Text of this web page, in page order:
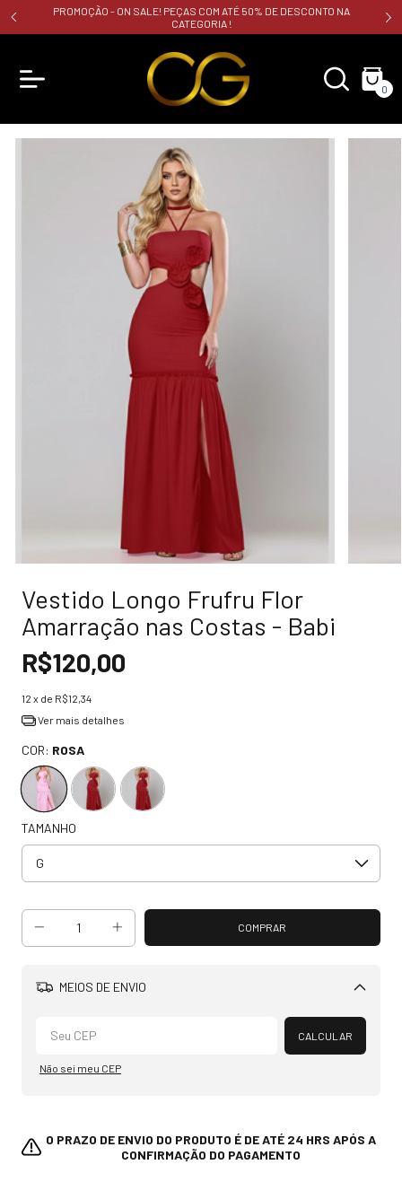
PROMOÇÃO - ON SALE! PEÇAS COM ATÉ 50% DE DESCONTO NA
CATEGORIA !
0
Vestido Longo Frufru Flor
Amarração nas Costas - Babi
R$120,00
12 x de R$12,34
Ver mais detalhes
COR: ROSA
TAMANHO
MEIOS DE ENVIO
Alterar CEP
CALCULAR
Não sei meu CEP
O PRAZO DE ENVIO DO PRODUTO É DE ATÉ 24 HRS APÓS A
CONFIRMAÇÃO DO PAGAMENTO